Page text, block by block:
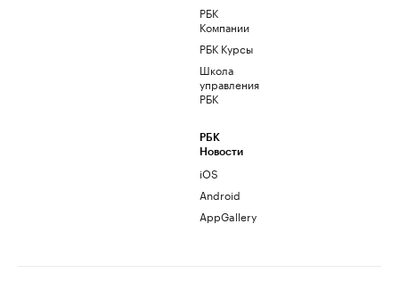
РБК
Компании
РБК Курсы
Школа
управления
РБК
РБК
Новости
iOS
Android
AppGallery